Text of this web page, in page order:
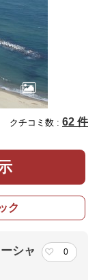
クチコミ数 : 62 件
ク
シャ
0